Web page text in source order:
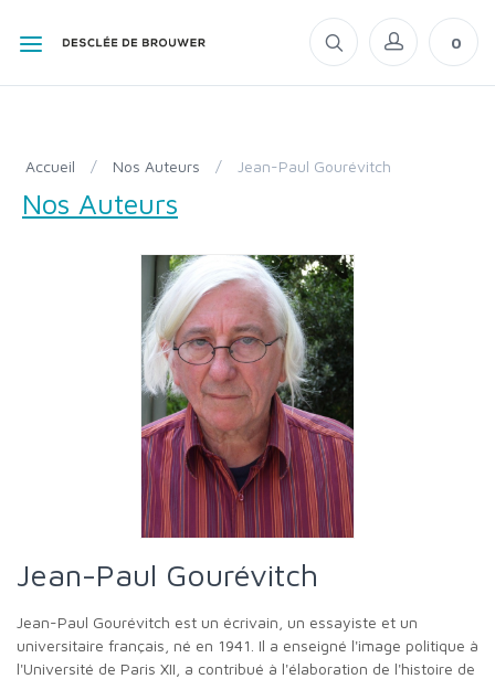
0
Accueil / Nos Auteurs / Jean-Paul Gourévitch
Nos Auteurs
Jean-Paul Gourévitch
Jean-Paul Gourévitch est un écrivain, un essayiste et un
universitaire français, né en 1941. Il a enseigné l'image politique à
l'Université de Paris XII, a contribué à l'élaboration de l'histoire de